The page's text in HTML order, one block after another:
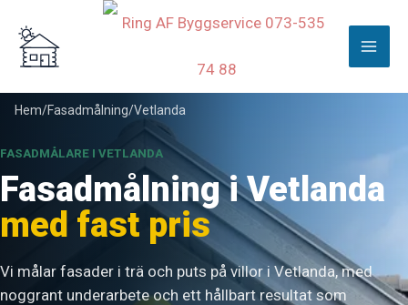
innehåll
Hem/Fasadmålning/Vetlanda
FASADMÅLARE I VETLANDA
Fasadmålning i Vetlanda
med fast pris
Vi målar fasader i trä och puts på villor i Vetlanda, med
noggrant underarbete och ett hållbart resultat som